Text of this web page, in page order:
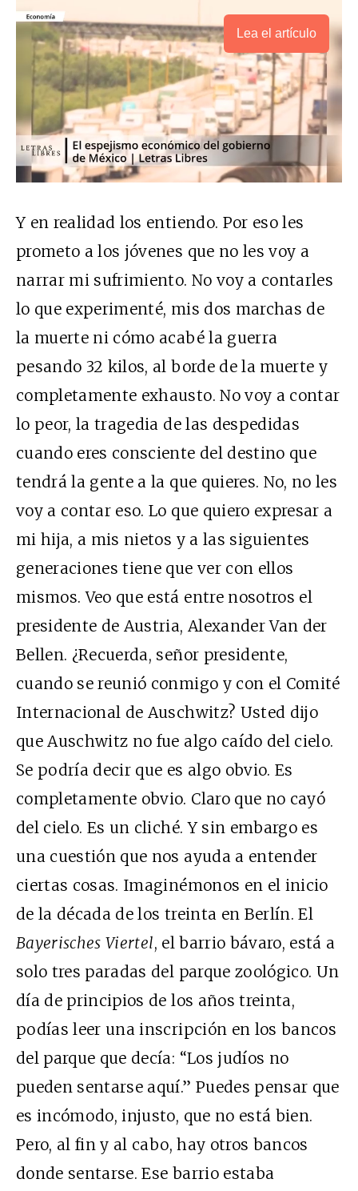
Lea el artículo
Y en realidad los entiendo. Por eso les
prometo a los jóvenes que no les voy a
narrar mi sufrimiento. No voy a contarles
lo que experimenté, mis dos marchas de
la muerte ni cómo acabé la guerra
pesando 32 kilos, al borde de la muerte y
completamente exhausto. No voy a contar
lo peor, la tragedia de las despedidas
cuando eres consciente del destino que
tendrá la gente a la que quieres. No, no les
voy a contar eso. Lo que quiero expresar a
mi hija, a mis nietos y a las siguientes
generaciones tiene que ver con ellos
mismos. Veo que está entre nosotros el
presidente de Austria, Alexander Van der
Bellen. ¿Recuerda, señor presidente,
cuando se reunió conmigo y con el Comité
Internacional de Auschwitz? Usted dijo
que Auschwitz no fue algo caído del cielo.
Se podría decir que es algo obvio. Es
completamente obvio. Claro que no cayó
del cielo. Es un cliché. Y sin embargo es
una cuestión que nos ayuda a entender
ciertas cosas. Imaginémonos en el inicio
de la década de los treinta en Berlín. El
Bayerisches Viertel, el barrio bávaro, está a
solo tres paradas del parque zoológico. Un
día de principios de los años treinta,
podías leer una inscripción en los bancos
del parque que decía: “Los judíos no
pueden sentarse aquí.” Puedes pensar que
es incómodo, injusto, que no está bien.
Pero, al fin y al cabo, hay otros bancos
donde sentarse. Ese barrio estaba